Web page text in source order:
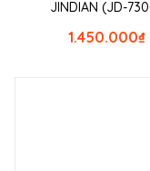
JINDIAN (JD-
₫
1.450.000